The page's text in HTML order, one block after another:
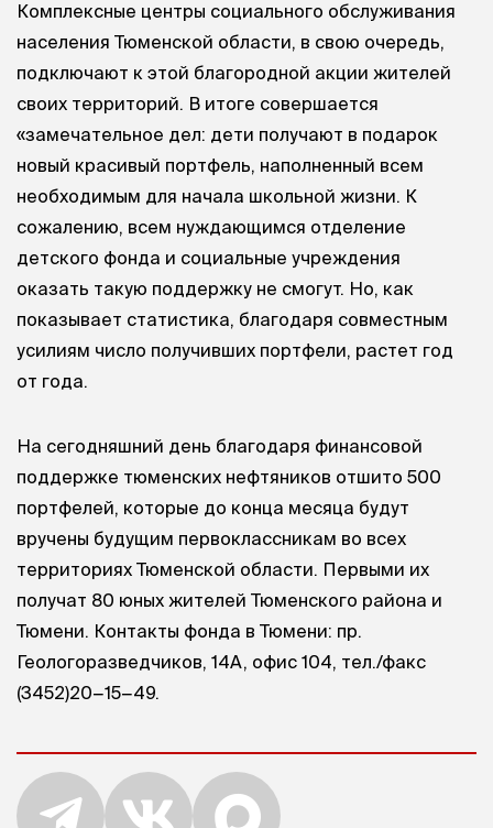
Комплексные центры социального обслуживания
населения Тюменской области, в свою очередь,
подключают к этой благородной акции жителей
своих территорий. В итоге совершается
«замечательное дел: дети получают в подарок
новый красивый портфель, наполненный всем
необходимым для начала школьной жизни. К
сожалению, всем нуждающимся отделение
детского фонда и социальные учреждения
оказать такую поддержку не смогут. Но, как
показывает статистика, благодаря совместным
усилиям число получивших портфели, растет год
от года.
На сегодняшний день благодаря финансовой
поддержке тюменских нефтяников отшито 500
портфелей, которые до конца месяца будут
вручены будущим первоклассникам во всех
территориях Тюменской области. Первыми их
получат 80 юных жителей Тюменского района и
Тюмени. Контакты фонда в Тюмени: пр.
Геологоразведчиков, 14А, офис 104, тел./факс
(3452)20−15−49.